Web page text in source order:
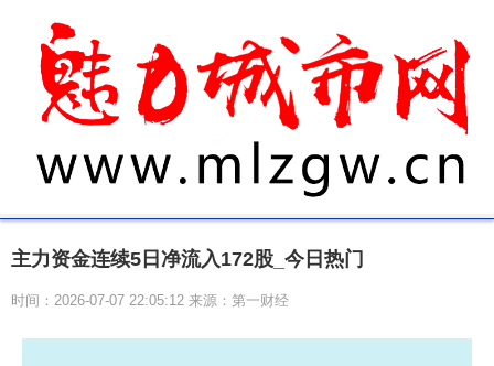
主力资金连续5日净流入172股_今日热门
时间：2026-07-07 22:05:12 来源：第一财经